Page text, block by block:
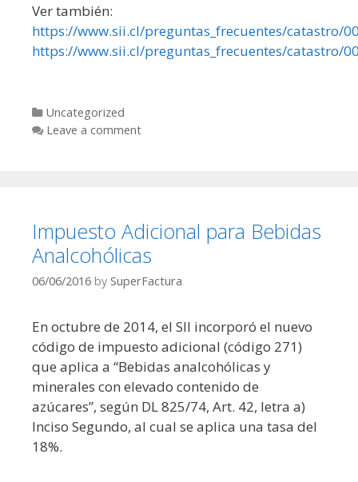
Ver también:
https://www.sii.cl/preguntas_frecuentes/catastro/
https://www.sii.cl/preguntas_frecuentes/catastro/
Categories
Uncategorized
Leave a comment
Impuesto Adicional para Bebidas
Analcohólicas
06/06/2016 by SuperFactura
En octubre de 2014, el SII incorporó el nuevo
código de impuesto adicional (código 271)
que aplica a “Bebidas analcohólicas y
minerales con elevado contenido de
azúcares”, según DL 825/74, Art. 42, letra a)
Inciso Segundo, al cual se aplica una tasa del
18%.